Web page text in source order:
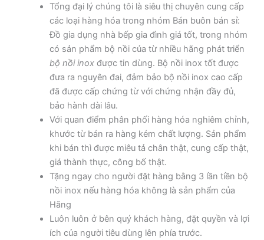
Tổng đại lý chúng tôi là siêu thị chuyên cung cấp
các loại hàng hóa trong nhóm Bán buôn bán sỉ:
Đồ gia dụng nhà bếp gia đình giá tốt, trong nhóm
có sản phẩm bộ nồi của từ nhiều hãng phát triển
bộ nồi inoxđược tin dùng. Bộ nồi inox tốt được
đưa ra nguyên đai, đảm bảo bộ nồi inox cao cấp
đã được cấp chứng từ với chứng nhận đầy đủ,
bảo hành dài lâu.
Với quan điểm phân phối hàng hóa nghiêm chỉnh,
khước từ bán ra hàng kém chất lượng. Sản phẩm
khi bán thì được miêu tả chân thật, cung cấp thật,
giá thành thực, công bố thật.
Tặng ngay cho người đặt hàng bằng 3 lần tiền bộ
nồi inox nếu hàng hóa không là sản phẩm của
Hãng
Luôn luôn ở bên quý khách hàng, đặt quyền và lợi
ích của người tiêu dùng lên phía trước.